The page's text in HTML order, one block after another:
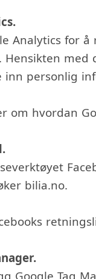
Analytics for
med
inn personlig
om hvordan
bilia.no.